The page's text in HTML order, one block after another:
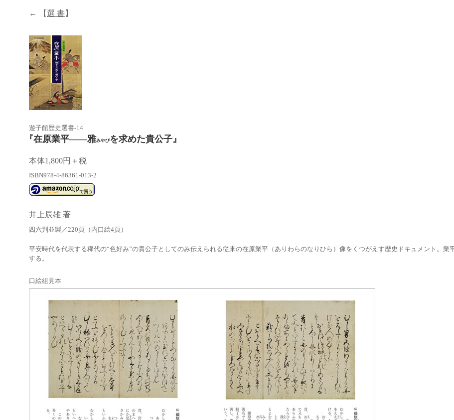
← 【選 書】
遊子館歴史選書-14
『在原業平――雅みやびを求めた貴公子』
本体1,800円＋税
ISBN978-4-86361-013-2
井上辰雄 著
四六判並製／220頁（内口絵4頁）
平安時代を代表する稀代の“色好み”の貴公子としてのみ伝えられる従来の在原業平（ありわらのなりひら）像をくつがえす歴史ドキュメント。
する。
口絵組見本